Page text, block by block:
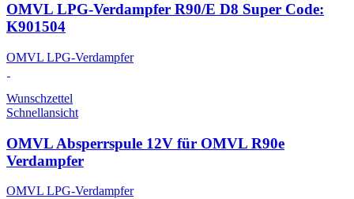
OMVL LPG-Verdampfer R90/E D8 Super Code:
K901504
OMVL LPG-Verdampfer
Wunschzettel
Schnellansicht
OMVL Absperrspule 12V für OMVL R90e
Verdampfer
OMVL LPG-Verdampfer